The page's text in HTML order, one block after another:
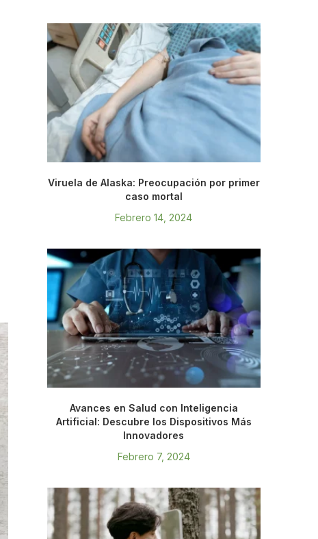
Viruela de Alaska: Preocupación por primer
caso mortal
Febrero 14, 2024
Avances en Salud con Inteligencia
Artificial: Descubre los Dispositivos Más
Innovadores
Febrero 7, 2024